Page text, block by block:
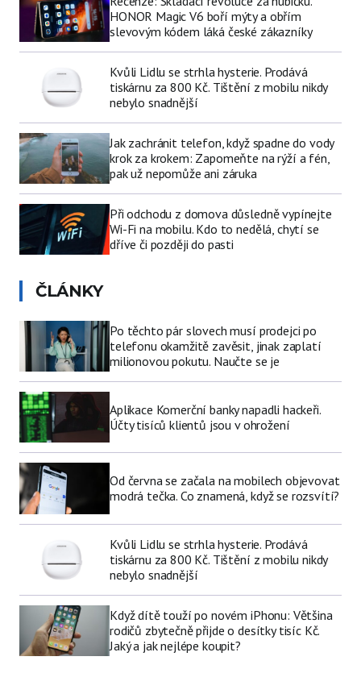
HONOR Magic V6 boří mýty a obřím
slevovým kódem láká české zákazníky
Kvůli Lidlu se strhla hysterie. Prodává
tiskárnu za 800 Kč. Tištění z mobilu nikdy
nebylo snadnější
Jak zachránit telefon, když spadne do vody
krok za krokem: Zapomeňte na rýží a fén,
pak už nepomůže ani záruka
Při odchodu z domova důsledně vypínejte
Wi-Fi na mobilu. Kdo to nedělá, chytí se
dříve či později do pasti
ČLÁNKY
Po těchto pár slovech musí prodejci po
telefonu okamžitě zavěsit, jinak zaplatí
milionovou pokutu. Naučte se je
Aplikace Komerční banky napadli hackeři.
Účty tisíců klientů jsou v ohrožení
Od června se začala na mobilech objevovat
modrá tečka. Co znamená, když se rozsvítí?
Kvůli Lidlu se strhla hysterie. Prodává
tiskárnu za 800 Kč. Tištění z mobilu nikdy
nebylo snadnější
Když dítě touží po novém iPhonu: Většina
rodičů zbytečně přijde o desítky tisíc Kč.
Jaký a jak nejlépe koupit?